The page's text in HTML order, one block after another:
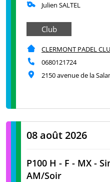
Julien SALTEL
Club
CLERMONT PADEL
0680121724
2150 avenue de la
08 août 2026
P100 H - F - MX -
AM/Soir